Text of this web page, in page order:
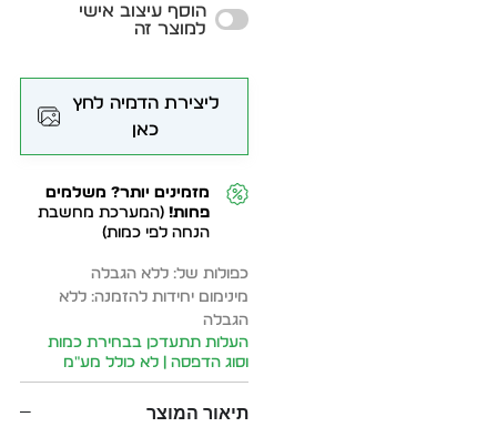
הוסף עיצוב אישי
למוצר זה
ליצירת הדמיה לחץ
כאן
מזמינים יותר? משלמים
פחות! (המערכת מחשבת
הנחה לפי כמות)
כפולות של: ללא הגבלה
מינימום יחידות להזמנה: ללא
הגבלה
העלות תתעדכן בבחירת כמות
וסוג הדפסה | לא כולל מע״מ
תיאור המוצר